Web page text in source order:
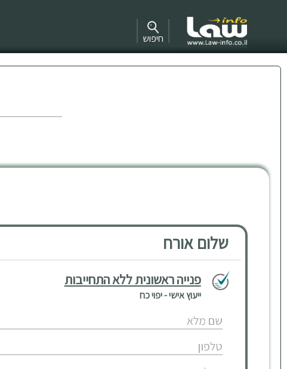
חיפוש
שלום אורח
פנייה ראשונית ללא התחייבות
ייעוץ אישי - יפוי כח